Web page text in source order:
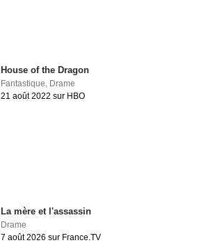
House of the Dragon
Fantastique, Drame
21 août 2022 sur HBO
La mère et l'assassin
Drame
7 août 2026 sur France.TV